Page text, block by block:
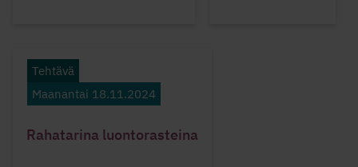
Tehtävä
Maanantai 18.11.2024
Rahatarina luontorasteina